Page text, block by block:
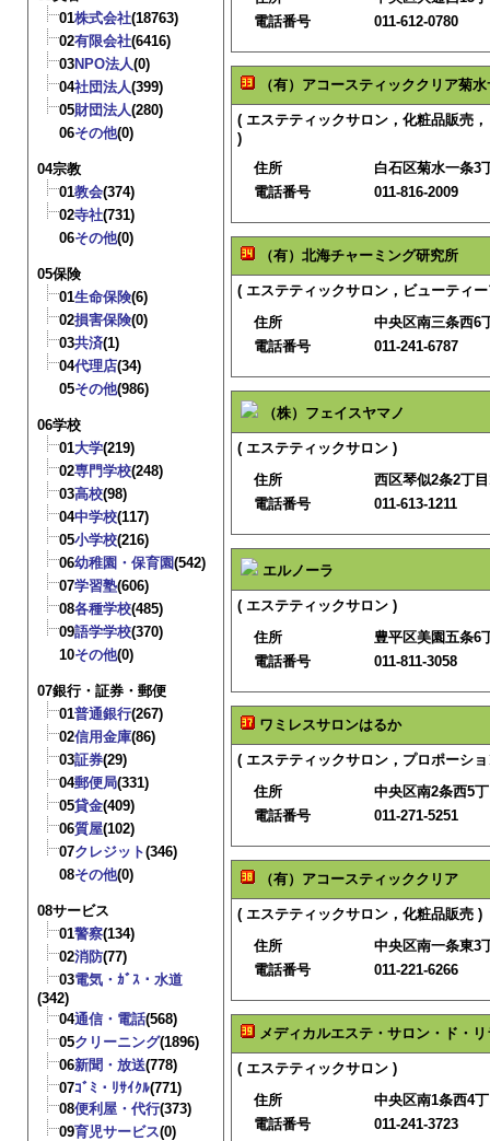
01株式会社(18763)
02有限会社(6416)
03NPO法人(0)
04社団法人(399)
05財団法人(280)
06その他(0)
04宗教
01教会(374)
02寺社(731)
06その他(0)
05保険
01生命保険(6)
02損害保険(0)
03共済(1)
04代理店(34)
05その他(986)
06学校
01大学(219)
02専門学校(248)
03高校(98)
04中学校(117)
05小学校(216)
06幼稚園・保育園(542)
07学習塾(606)
08各種学校(485)
09語学学校(370)
10その他(0)
07銀行・証券・郵便
01普通銀行(267)
02信用金庫(86)
03証券(29)
04郵便局(331)
05貸金(409)
06質屋(102)
07クレジット(346)
08その他(0)
08サービス
01警察(134)
02消防(77)
03電気・ｶﾞｽ・水道
(342)
04通信・電話(568)
05クリーニング(1896)
06新聞・放送(778)
07ｺﾞﾐ・ﾘｻｲｸﾙ(771)
08便利屋・代行(373)
09育児サービス(0)
電話番号
011-612-0780
（有）アコースティッククリア菊
( エステティックサロン，化粧品販売
)
住所
白石区菊水一条3
電話番号
011-816-2009
（有）北海チャーミング研究所
( エステティックサロン，ビューティ
住所
中央区南三条西6
電話番号
011-241-6787
（株）フェイスヤマノ
( エステティックサロン )
住所
西区琴似2条2丁
電話番号
011-613-1211
エルノーラ
( エステティックサロン )
住所
豊平区美園五条6
電話番号
011-811-3058
ワミレスサロンはるか
( エステティックサロン，プロポーシ
住所
中央区南2条西5
電話番号
011-271-5251
（有）アコースティッククリア
( エステティックサロン，化粧品販売 )
住所
中央区南一条東3
電話番号
011-221-6266
メディカルエステ・サロン・ド・リ
( エステティックサロン )
住所
中央区南1条西4
電話番号
011-241-3723